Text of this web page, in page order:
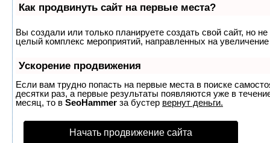
Как продвинуть сайт на первые места?
Вы создали или только планируете создать свой сайт, но
целый комплекс мероприятий, направленных на
Ускорение продвижения
Если вам трудно попасть на первые места в поиске
десятки раз, а первые результаты появляются уже в
месяц, то в SeoHammer за бустер вернут деньги.
Начать продвижение сайта